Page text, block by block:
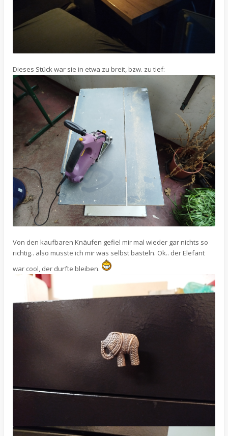
Dieses Stück war sie in etwa zu breit, bzw. zu tief:
Von den kaufbaren Knäufen gefiel mir mal wieder gar nichts so
richtig.. also musste ich mir was selbst basteln. Ok.. der Elefant
war cool, der durfte bleiben.